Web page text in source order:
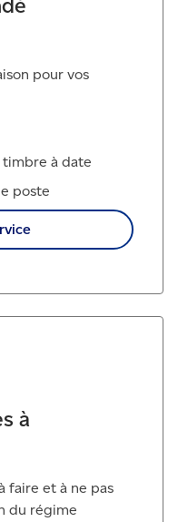
pour vos
à date
poste
à
faire et à ne pas
du régime